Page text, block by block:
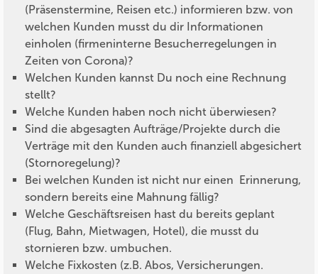
(Präsenstermine, Reisen etc.) informieren bzw. von
welchen Kunden musst du dir Informationen
einholen (firmeninterne Besucherregelungen in
Zeiten von Corona)?
Welchen Kunden kannst Du noch eine Rechnung
stellt?
Welche Kunden haben noch nicht überwiesen?
Sind die abgesagten Aufträge/Projekte durch die
Verträge mit den Kunden auch finanziell abgesichert
(Stornoregelung)?
Bei welchen Kunden ist nicht nur einen Erinnerung,
sondern bereits eine Mahnung fällig?
Welche Geschäftsreisen hast du bereits geplant
(Flug, Bahn, Mietwagen, Hotel), die musst du
stornieren bzw. umbuchen.
Welche Fixkosten (z.B. Abos, Versicherungen.